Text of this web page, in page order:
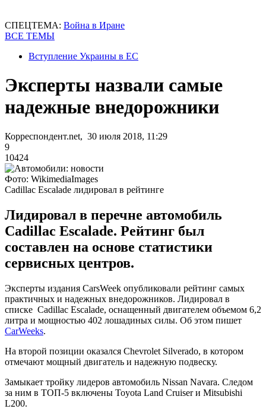
СПЕЦТЕМА: Война в Иране
ВСЕ ТЕМЫ
Вступление Украины в ЕС
Эксперты назвали самые
надежные внедорожники
Корреспондент.net, 30 июля 2018, 11:29
9
10424
Фото: WikimediaImages
Cadillac Escalade лидировал в рейтинге
Лидировал в перечне автомобиль
Cadillac Escalade. Рейтинг был
составлен на основе статистики
сервисных центров.
Эксперты издания CarsWeek опубликовали рейтинг самых
практичных и надежных внедорожников. Лидировал в
списке Cadillac Escalade, оснащенный двигателем объемом 6,2
литра и мощностью 402 лошадиных силы. Об этом пишет
CarWeeks.
На второй позиции оказался Chevrolet Silverado, в котором
отмечают мощный двигатель и надежную подвеску.
Замыкает тройку лидеров автомобиль Nissan Navara. Следом
за ним в ТОП-5 включены Toyota Land Cruiser и Mitsubishi
L200.